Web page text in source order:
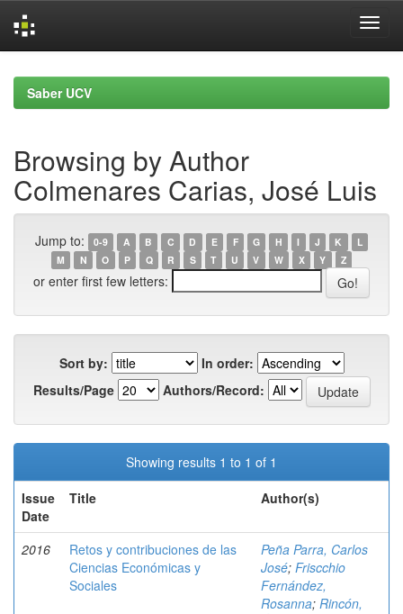
navigationSaber UCV
Browsing by Author
Colmenares Carias, José Luis
Jump to: 0-9 A B C D E F G H I J K
L
M
N O P Q R S T U V W X Y Z
or enter first few letters:
Sort by:
In order:
Results/Page
Authors/Record:
Showing results 1 to 1 of 1
Issue
Date
Title Author(s)
2016
Retos y contribuciones de las
Ciencias Económicas y
Sociales
Peña Parra, Carlos
José; Friscchio
Fernández,
Rosanna; Rincón,